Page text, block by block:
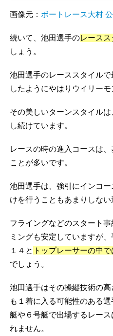
画像元： ボートレース大村
続いて、池田選手のレース
しょう。
池田選手のレーススタイル
したようにやはりウイリーモ
その美しいターンスタイル
し続けています。
レースの時の進入コースは
ことが多いです。
池田選手は、強引にインコ
けを行うこともあまりしない
フライングなどのスタート
ミングも安定していますが
１４と トップレーサーの中
でしょう。
池田選手はその操縦技術の
も１着に入る可能性のある
艇や６号艇で出場するレー
れません。